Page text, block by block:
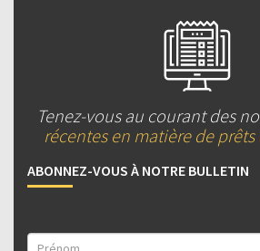
Tenez-vous au courant des
récentes en matière de
ABONNEZ-VOUS À NOTRE BULLETIN